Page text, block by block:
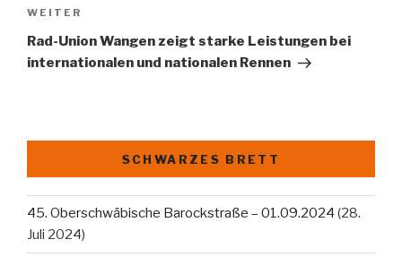
Nächster
Beitrag
WEITER
Rad-Union Wangen zeigt starke Leistungen bei
internationalen und nationalen Rennen
SCHWARZES BRETT
45. Oberschwäbische Barockstraße – 01.09.2024 (28.
Juli 2024)